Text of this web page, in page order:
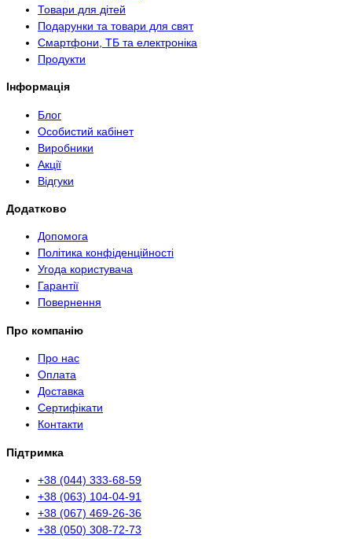
Товари для дітей
Подарунки та товари для свят
Смартфони, ТБ та електроніка
Продукти
Інформація
Блог
Особистий кабінет
Виробники
Акції
Відгуки
Додатково
Допомога
Політика конфіденційності
Угода користувача
Гарантії
Повернення
Про компанію
Про нас
Оплата
Доставка
Сертифікати
Контакти
Підтримка
+38 (044) 333-68-59
+38 (063) 104-04-91
+38 (067) 469-26-36
+38 (050) 308-72-73